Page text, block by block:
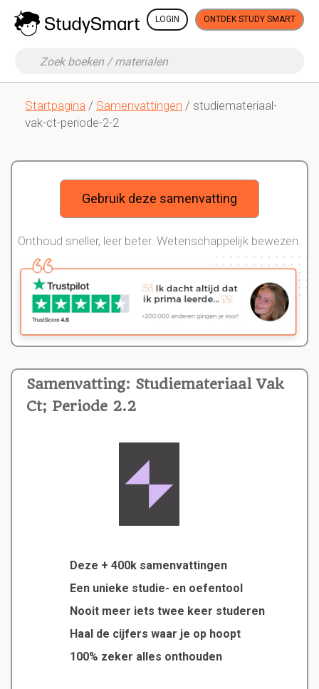
LOGIN ONTDEK STUDY SMART
Startpagina / Samenvattingen / studiemateriaal-
vak-ct-periode-2-2
Samenvatting: Studiemateriaal Vak
Ct; Periode 2.2
Deze + 400k samenvattingen
Een unieke studie- en oefentool
Nooit meer iets twee keer studeren
Haal de cijfers waar je op hoopt
100% zeker alles onthouden
Gebruik deze samenvatting
Onthoud sneller, leer beter. Wetenschappelijk bewezen.